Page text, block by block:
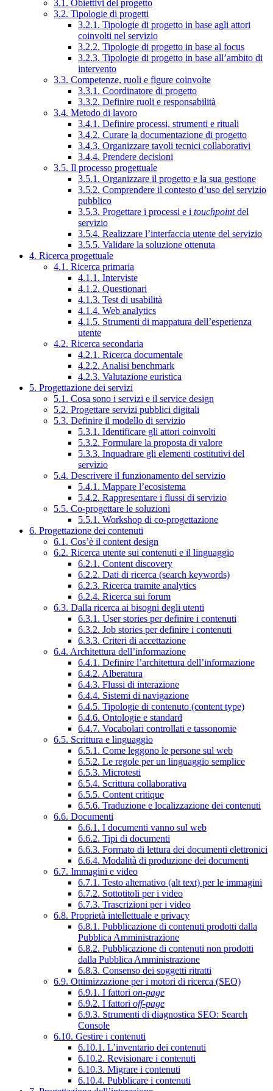
3.1. Obiettivi del progetto
3.2. Tipologie di progetti
3.2.1. Tipologie di progetto in base agli attori
coinvolti nel servizio
3.2.2. Tipologie di progetto in base al focus
3.2.3. Tipologie di progetto in base all’ambito di
intervento
3.3. Competenze, ruoli e figure coinvolte
3.3.1. Coordinatore di progetto
3.3.2. Definire ruoli e responsabilità
3.4. Metodo di lavoro
3.4.1. Definire processi, strumenti e rituali
3.4.2. Curare la documentazione di progetto
3.4.3. Organizzare tavoli tecnici collaborativi
3.4.4. Prendere decisioni
3.5. Il processo progettuale
3.5.1. Organizzare il progetto e la sua gestione
3.5.2. Comprendere il contesto d’uso del servizio
pubblico
3.5.3. Progettare i processi e i touchpointdel
servizio
3.5.4. Realizzare l’interfaccia utente del servizio
3.5.5. Validare la soluzione ottenuta
4. Ricerca progettuale
4.1. Ricerca primaria
4.1.1. Interviste
4.1.2. Questionari
4.1.3. Test di usabilità
4.1.4. Web analytics
4.1.5. Strumenti di mappatura dell’esperienza
utente
4.2. Ricerca secondaria
4.2.1. Ricerca documentale
4.2.2. Analisi benchmark
4.2.3. Valutazione euristica
5. Progettazione dei servizi
5.1. Cosa sono i servizi e il service design
5.2. Progettare servizi pubblici digitali
5.3. Definire il modello di servizio
5.3.1. Identificare gli attori coinvolti
5.3.2. Formulare la proposta di valore
5.3.3. Inquadrare gli elementi costitutivi del
servizio
5.4. Descrivere il funzionamento del servizio
5.4.1. Mappare l’ecosistema
5.4.2. Rappresentare i flussi di servizio
5.5. Co-progettare le soluzioni
5.5.1. Workshop di co-progettazione
6. Progettazione dei contenuti
6.1. Cos’è il content design
6.2. Ricerca utente sui contenuti e il linguaggio
6.2.1. Content discovery
6.2.2. Dati di ricerca (search keywords)
6.2.3. Ricerca tramite analytics
6.2.4. Ricerca sui forum
6.3. Dalla ricerca ai bisogni degli utenti
6.3.1. User stories per definire i contenuti
6.3.2. Job stories per definire i contenuti
6.3.3. Criteri di accettazione
6.4. Architettura dell’informazione
6.4.1. Definire l’architettura dell’informazione
6.4.2. Alberatura
6.4.3. Flussi di interazione
6.4.4. Sistemi di navigazione
6.4.5. Tipologie di contenuto (content type)
6.4.6. Ontologie e standard
6.4.7. Vocabolari controllati e tassonomie
6.5. Scrittura e linguaggio
6.5.1. Come leggono le persone sul web
6.5.2. Le regole per un linguaggio semplice
6.5.3. Microtesti
6.5.4. Scrittura collaborativa
6.5.5. Content critique
6.5.6. Traduzione e localizzazione dei contenuti
6.6. Documenti
6.6.1. I documenti vanno sul web
6.6.2. Tipi di documenti
6.6.3. Formato di lettura dei documenti elettronici
6.6.4. Modalità di produzione dei documenti
6.7. Immagini e video
6.7.1. Testo alternativo (alt text) per le immagini
6.7.2. Sottotitoli per i video
6.7.3. Trascrizioni per i video
6.8. Proprietà intellettuale e privacy
6.8.1. Pubblicazione di contenuti prodotti dalla
Pubblica Amministrazione
6.8.2. Pubblicazione di contenuti non prodotti
dalla Pubblica Amministrazione
6.8.3. Consenso dei soggetti ritratti
6.9. Ottimizzazione per i motori di ricerca (SEO)
6.9.1. I fattori on-page
6.9.2. I fattori off-page
6.9.3. Strumenti di diagnostica SEO: Search
Console
6.10. Gestire i contenuti
6.10.1. L’inventario dei contenuti
6.10.2. Revisionare i contenuti
6.10.3. Migrare i contenuti
6.10.4. Pubblicare i contenuti